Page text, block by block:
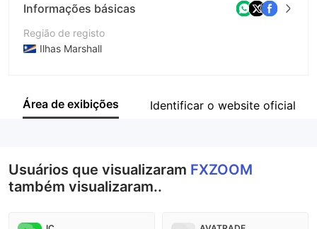
Informações básicas
Região de registo
Ilhas Marshall
Empresa
Área de exibições Identificar o website oficial
Usuários que visualizaram FXZOOM
também visualizaram..